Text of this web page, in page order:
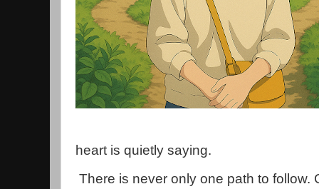
heart is quietly saying.
There is never only one path to follow.